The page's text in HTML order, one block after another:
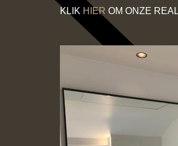
KLIK HIER OM ONZE